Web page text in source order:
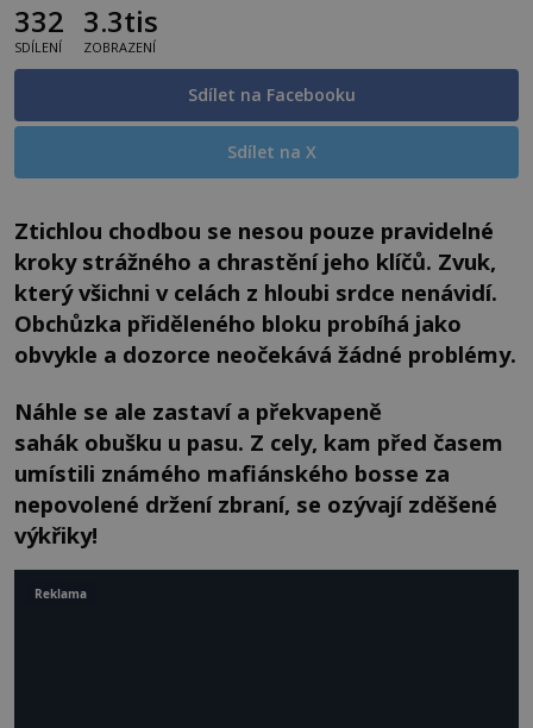
332
SDÍLENÍ
3.3tis
ZOBRAZENÍ
Sdílet na Facebooku
Sdílet na X
Ztichlou chodbou se nesou pouze pravidelné
kroky strážného a chrastění jeho klíčů. Zvuk,
který všichni v celách z hloubi srdce nenávidí.
Obchůzka přiděleného bloku probíhá jako
obvykle a dozorce neočekává žádné problémy.
Náhle se ale zastaví a překvapeně
sahák obušku u pasu. Z cely, kam před časem
umístili známého mafiánského bosse za
nepovolené držení zbraní, se ozývají zděšené
výkřiky!
Reklama